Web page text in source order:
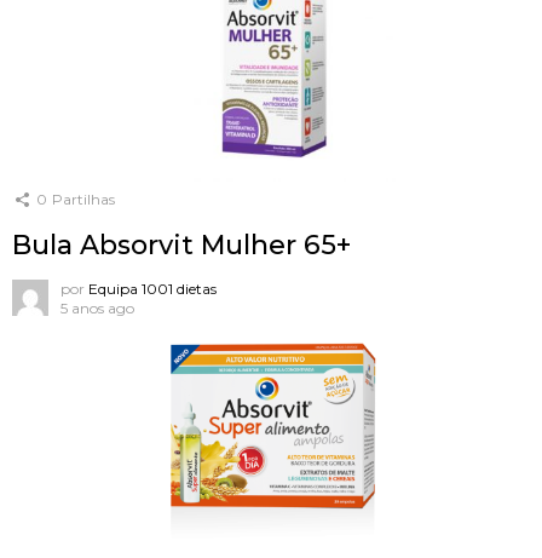
0 Partilhas
Bula Absorvit Mulher 65+
por Equipa 1001 dietas
5 anos ago